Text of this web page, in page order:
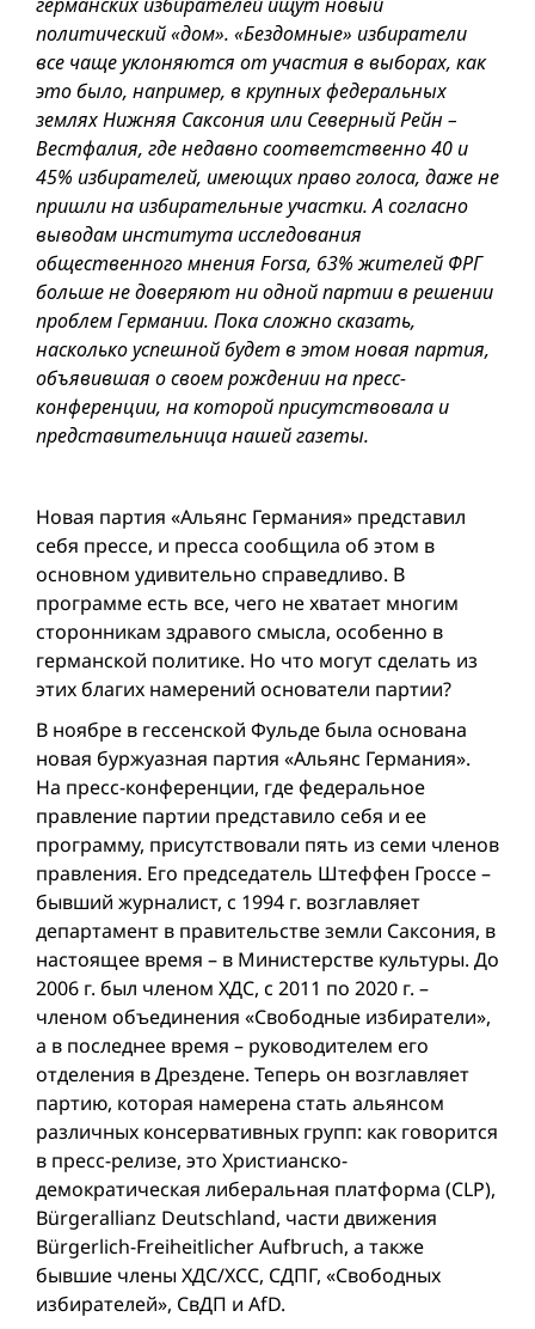
политический «дом». «Бездомные» избиратели
все чаще уклоняются от участия в выборах, как
это было, например, в крупных федеральных
землях Нижняя Саксония или Северный Рейн –
Вестфалия, где недавно соответственно 40 и
45% избирателей, имеющих право голоса, даже не
пришли на избирательные участки. А согласно
выводам института исследования
общественного мнения Forsa, 63% жителей ФРГ
больше не доверяют ни одной партии в решении
проблем Германии. Пока сложно сказать,
насколько успешной будет в этом новая партия,
объявившая о своем рождении на пресс-
конференции, на которой присутствовала и
представительница нашей газеты.
Новая партия «Альянс Германия» представил
себя прессе, и пресса сообщила об этом в
основном удивительно справедливо. В
программе есть все, чего не хватает многим
сторонникам здравого смысла, особенно в
германской политике. Но что могут сделать из
этих благих намерений основатели партии?
В ноябре в гессенской Фульде была основана
новая буржуазная партия «Альянс Германия».
На пресс-конференции, где федеральное
правление партии представило себя и ее
программу, присутствовали пять из семи членов
правления. Его председатель Штеффен Гроссе –
бывший журналист, с 1994 г. возглавляет
департамент в правительстве земли Саксония, в
настоящее время – в Министерстве культуры. До
2006 г. был членом ХДС, с 2011 по 2020 г. –
членом объединения «Свободные избиратели»,
а в последнее время – руководителем егo
отделения в Дрездене. Теперь он возглавляет
партию, которая намерена стать альянсом
различных консервативных групп: как говорится
в пресс-релизе, это Христианско-
демократическая либеральная платформа (CLP),
Bürgerallianz Deutschland, части движения
Bürgerlich-Freiheitlicher Aufbruch, а также
бывшие члены ХДС/ХСС, СДПГ, «Свободных
избирателей», СвДП и AfD.